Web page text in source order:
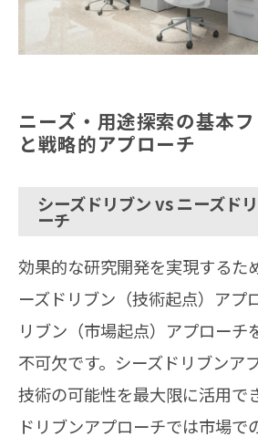
ニーズ・用途探索の基本
と戦略的アプローチ
シーズドリブン vs ニーズド
ーチ
効果的な研究開発を実現するた
ーズドリブン（技術起点）アプ
リブン（市場起点）アプローチ
不可欠です。シーズドリブンア
技術の可能性を最大限に活用で
ドリブンアプローチでは市場で